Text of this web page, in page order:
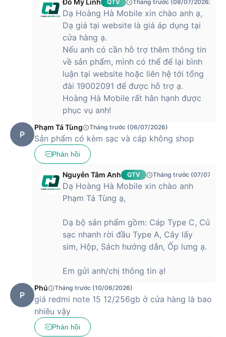
Đỗ Mỹ Linh QTV Tháng trước (08/07/2026)
Dạ Hoàng Hà Mobile xin chào anh ạ,
Dạ giá tại website là giá áp dụng tại
cửa hàng ạ.
Nếu anh có cần hỗ trợ thêm thông tin
về sản phẩm, mình có thể để lại bình
luận tại website hoặc liên hệ tới tổng
đài 19002091 để được hỗ trợ ạ.
Hoàng Hà Mobile rất hân hạnh được
phục vụ anh!
P
Phạm Tá Tùng Tháng trước (06/07/2026)
Sản phẩm có kèm sạc và cáp không shop
Phản hồi
Nguyễn Tâm Anh QTV Tháng trước (07/07/
Dạ Hoàng Hà Mobile xin chào anh
Phạm Tá Tùng ạ,
Dạ bộ sản phẩm gồm: Cáp Type C, Củ
sạc nhanh rời đầu Type A, Cây lấy
sim, Hộp, Sách hướng dẫn, Ốp lưng ạ.
Em gửi anh/chị thông tin ạ!
P
Phú Tháng trước (10/06/2026)
giá redmi note 15 12/256gb ở cửa hàng là bao
nhiêu vậy
Phản hồi